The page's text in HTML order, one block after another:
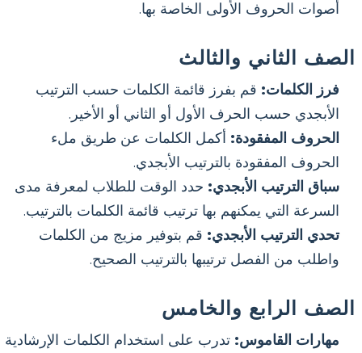
أصوات الحروف الأولى الخاصة بها.
الصف الثاني والثالث
فرز الكلمات: قم بفرز قائمة الكلمات حسب الترتيب
الأبجدي حسب الحرف الأول أو الثاني أو الأخير.
الحروف المفقودة: أكمل الكلمات عن طريق ملء
الحروف المفقودة بالترتيب الأبجدي.
سباق الترتيب الأبجدي: حدد الوقت للطلاب لمعرفة مدى
السرعة التي يمكنهم بها ترتيب قائمة الكلمات بالترتيب.
تحدي الترتيب الأبجدي: قم بتوفير مزيج من الكلمات
واطلب من الفصل ترتيبها بالترتيب الصحيح.
الصف الرابع والخامس
مهارات القاموس: تدرب على استخدام الكلمات الإرشادية